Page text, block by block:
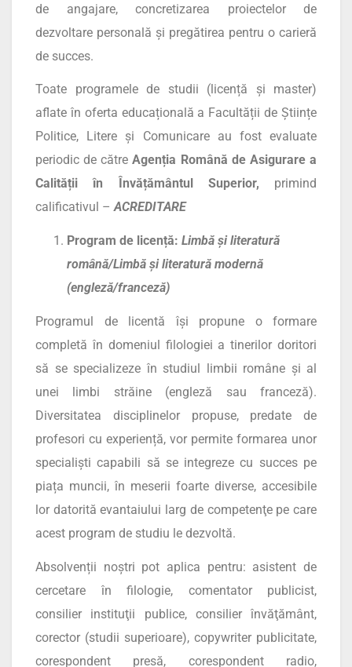
de angajare, concretizarea proiectelor de
dezvoltare personală și pregătirea pentru o carieră
de succes.
Toate programele de studii (licență și master)
aflate în oferta educațională a Facultății de Științe
Politice, Litere și Comunicare au fost evaluate
periodic de cătreAgenția Română de Asigurare a
Calității în Învățământul Superior, primind
calificativul –ACREDITARE
Program de licență: Limbă și literatură
română/Limbă și literatură modernă
(engleză/franceză)
Programul de licentă își propune o formare
completă în domeniul filologiei a tinerilor doritori
să se specializeze în studiul limbii române și al
unei limbi străine (engleză sau franceză).
Diversitatea disciplinelor propuse, predate de
profesori cu experiență, vor permite formarea unor
specialiști capabili să se integreze cu succes pe
piața muncii, în meserii foarte diverse, accesibile
lor datorită evantaiului larg de competenţe pe care
acest program de studiu le dezvoltă.
Absolvenții noștri pot aplica pentru: asistent de
cercetare în filologie, comentator publicist,
consilier instituţii publice, consilier învăţământ,
corector (studii superioare), copywriter publicitate,
corespondent presă, corespondent radio,